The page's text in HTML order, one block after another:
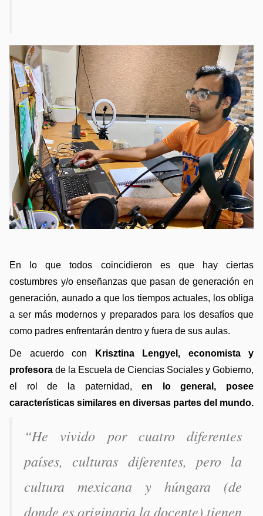
En lo que todos coincidieron es que hay ciertas
costumbres y/o enseñanzas que pasan de generación en
generación, aunado a que los tiempos actuales, los obliga
a ser más modernos y preparados para los desafíos que
como padres enfrentarán dentro y fuera de sus aulas.
De acuerdo con
Krisztina Lengyel, economista y
profesora de la Escuela de Ciencias Sociales y Gobierno,
el rol de la paternidad, en lo general, posee
características similares en diversas partes del mundo.
“He vivido por cuatro diferentes
países, culturas diferentes, pero la
cultura mexicana y húngara (de
donde es originaria la docente) tienen